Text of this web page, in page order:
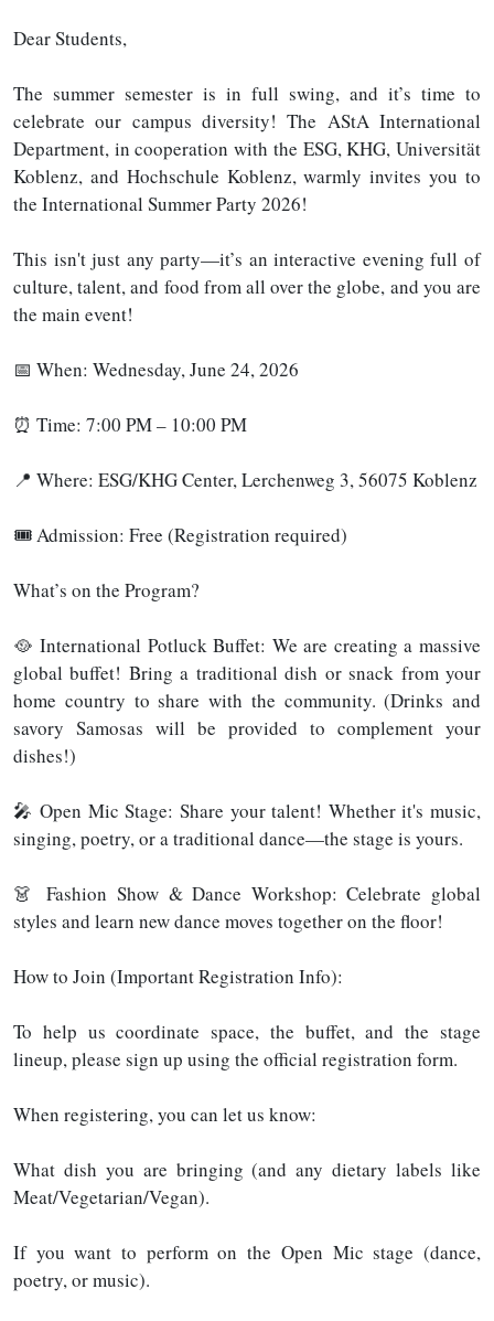
Dear Students,
The summer semester is in full swing, and it’s time to
celebrate our campus diversity! The AStA International
Department, in cooperation with the ESG, KHG, Universität
Koblenz, and Hochschule Koblenz, warmly invites you to
the International Summer Party 2026!
This isn't just any party—it’s an interactive evening full of
culture, talent, and food from all over the globe, and you are
the main event!
📅 When: Wednesday, June 24, 2026
⏰ Time: 7:00 PM – 10:00 PM
📍 Where: ESG/KHG Center, Lerchenweg 3, 56075 Koblenz
🎟️ Admission: Free (Registration required)
What’s on the Program?
🥘 International Potluck Buffet: We are creating a massive
global buffet! Bring a traditional dish or snack from your
home country to share with the community. (Drinks and
savory Samosas will be provided to complement your
dishes!)
🎤 Open Mic Stage: Share your talent! Whether it's music,
singing, poetry, or a traditional dance—the stage is yours.
👗 Fashion Show & Dance Workshop: Celebrate global
styles and learn new dance moves together on the floor!
How to Join (Important Registration Info):
To help us coordinate space, the buffet, and the stage
lineup, please sign up using the official registration form.
When registering, you can let us know:
What dish you are bringing (and any dietary labels like
Meat/Vegetarian/Vegan).
If you want to perform on the Open Mic stage (dance,
poetry, or music).